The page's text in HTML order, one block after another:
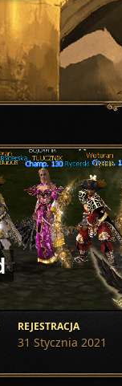
REJESTRACJA
31 Stycznia 2021